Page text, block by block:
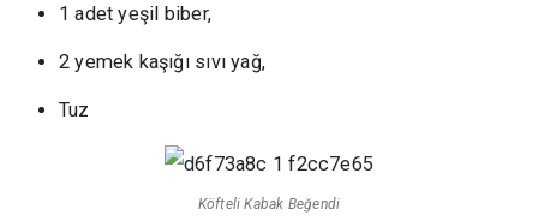
1 adet yeşil biber,
2 yemek kaşığı sıvı yağ,
Tuz
Köfteli Kabak Beğendi